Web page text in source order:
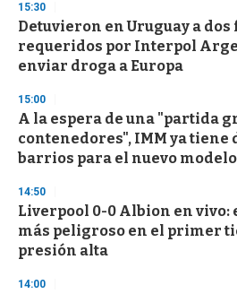
d
s
o
f
3
s
e
c
o
n
15:30
Detuvieron en Uruguay a
requeridos por Interpol
enviar droga a Europa
15:00
A la espera de una "partida
contenedores", IMM ya tiene
barrios para el nuevo modelo
14:50
Liverpool 0-0 Albion en vivo:
más peligroso en el primer
presión alta
14:00